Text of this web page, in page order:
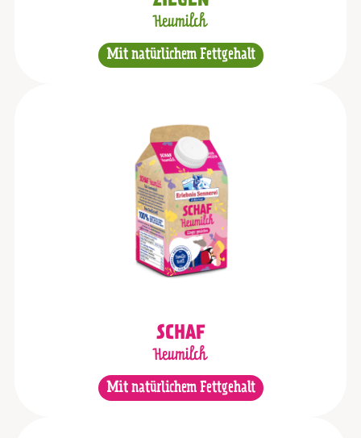
Heumilch
Mit natürlichem Fettgehalt
SCHAF
Heumilch
Mit natürlichem Fettgehalt